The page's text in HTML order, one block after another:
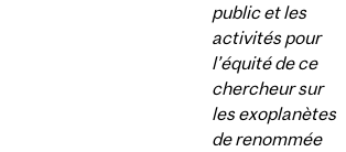
public et les
activités pour
l’équité de ce
chercheur sur
les exoplanètes
de renommée